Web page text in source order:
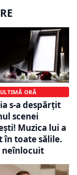
ORĂ
s-a despărțit
scenei
Muzica lui a
în toate sălile.
neînlocuit